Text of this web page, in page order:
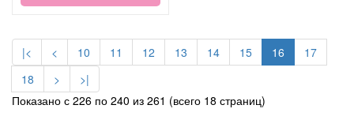
|< < 10 11 12 13 14 15 16
17
18
>
>|
Показано с 226 по 240 из 261 (всего 18 страниц)